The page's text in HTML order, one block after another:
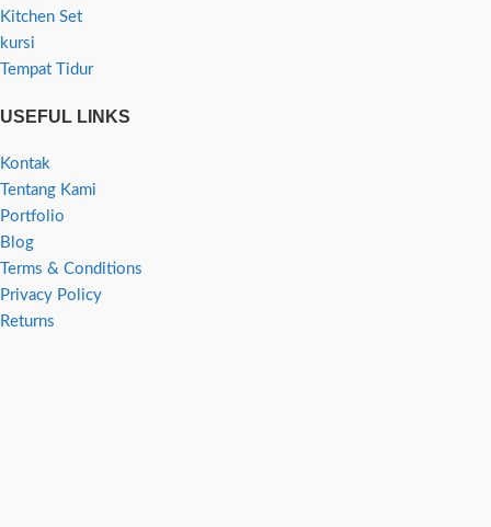
Kitchen Set
kursi
Tempat Tidur
USEFUL LINKS
Kontak
Tentang Kami
Portfolio
Blog
Terms & Conditions
Privacy Policy
Returns